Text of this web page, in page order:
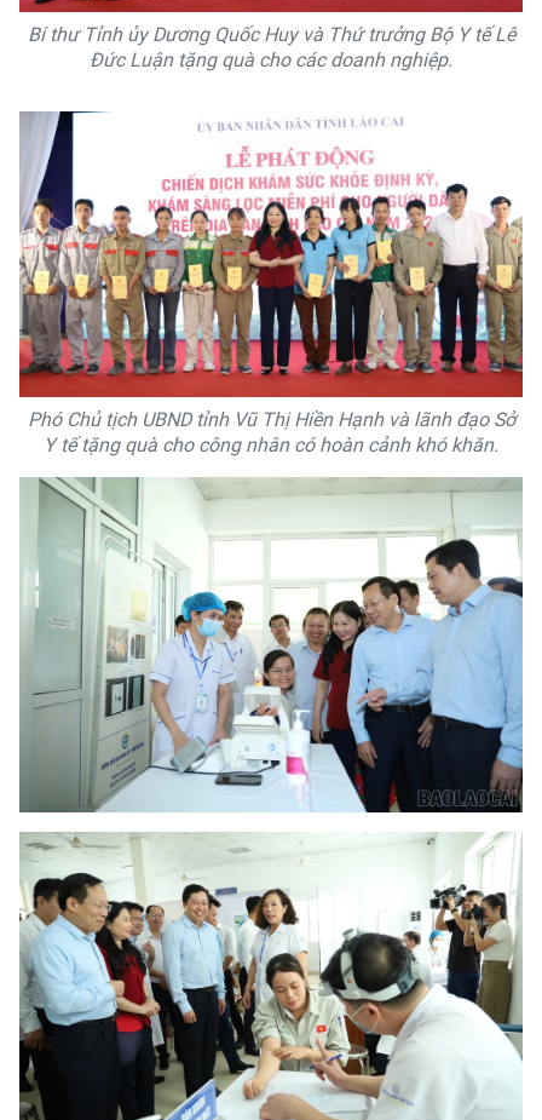
Bí thư Tỉnh ủy Dương Quốc Huy và Thứ trưởng Bộ Y tế Lê
Đức Luận tặng quà cho các doanh nghiệp.
Phó Chủ tịch UBND tỉnh Vũ Thị Hiền Hạnh và lãnh đạo Sở
Y tế tặng quà cho công nhân có hoàn cảnh khó khăn.